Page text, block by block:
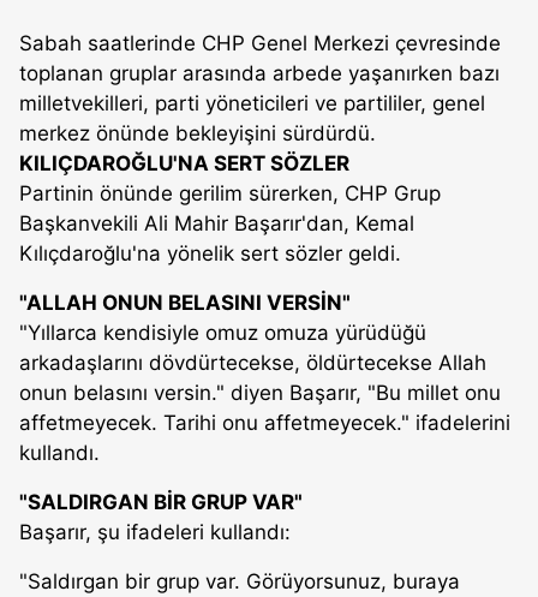
Sabah saatlerinde CHP Genel Merkezi çevresinde
toplanan gruplar arasında arbede yaşanırken bazı
milletvekilleri, parti yöneticileri ve partililer, genel
merkez önünde bekleyişini sürdürdü.
KILIÇDAROĞLU'NA SERT SÖZLER
Partinin önünde gerilim sürerken, CHP Grup
Başkanvekili Ali Mahir Başarır'dan, Kemal
Kılıçdaroğlu'na yönelik sert sözler geldi.
"ALLAH ONUN BELASINI VERSİN"
"Yıllarca kendisiyle omuz omuza yürüdüğü
arkadaşlarını dövdürtecekse, öldürtecekse Allah
onun belasını versin." diyen Başarır, "Bu millet onu
affetmeyecek. Tarihi onu affetmeyecek." ifadelerini
kullandı.
"SALDIRGAN BİR GRUP VAR"
Başarır, şu ifadeleri kullandı:
"Saldırgan bir grup var. Görüyorsunuz, buraya